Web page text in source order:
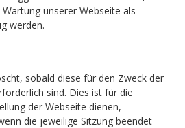
unserer Webseite als
werden.
sobald diese für den Zweck der
sind. Dies ist für die
der Webseite dienen,
die jeweilige Sitzung beendet